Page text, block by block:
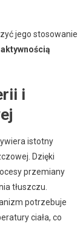
jego stosowanie
i
istotny
Dzięki
przemiany
tłuszczu.
potrzebuje
ciała, co